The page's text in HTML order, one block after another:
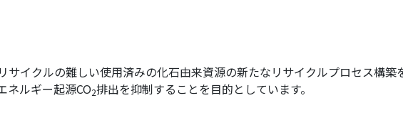
イクルの難しい使用済みの化石由来資源の新たなリサイクルプロセス構築
ネルギー起源CO2排出を抑制することを目的としています。